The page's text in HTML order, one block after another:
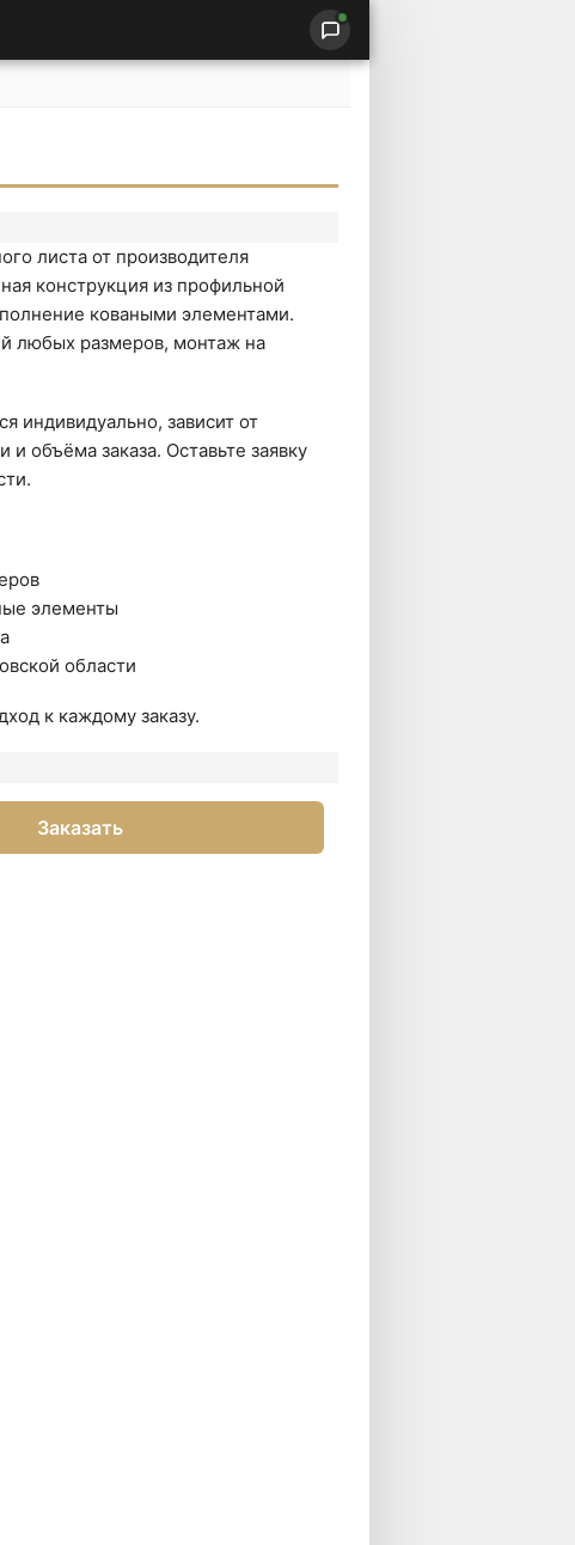
листа от производителя
конструкция из профильной
коваными элементами.
любых размеров, монтаж на
индивидуально, зависит от
и объёма заказа. Оставьте заявку
элементы
области
к каждому заказу.
Заказать